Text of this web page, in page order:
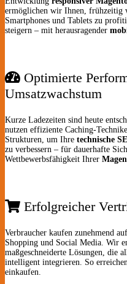
ermöglichen wir Ihnen, frühzeitig
Smartphones und Tablets zu
steigern – mit herausragender
Optimierte
Umsatzwachstum
Kurze Ladezeiten sind heute
nutzen effiziente Caching-
Strukturen, um Ihre technische
zu verbessern – für dauerhafte
Wettbewerbsfähigkeit Ihrer
Erfolgreicher
Verbraucher kaufen zunehmend
Shopping und Social Media. Wir
maßgeschneiderte Lösungen, die
intelligent integrieren. So
einkaufen.